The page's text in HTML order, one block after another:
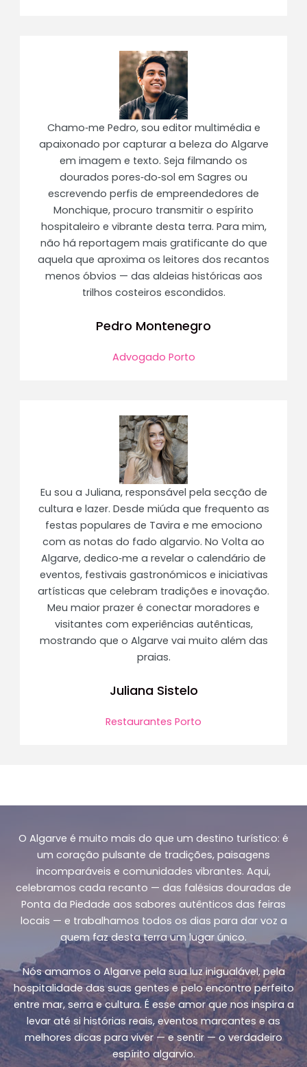
Chamo‑me Pedro, sou editor multimédia e
apaixonado por capturar a beleza do Algarve
em imagem e texto. Seja filmando os
dourados pores‑do‑sol em Sagres ou
escrevendo perfis de empreendedores de
Monchique, procuro transmitir o espírito
hospitaleiro e vibrante desta terra. Para mim,
não há reportagem mais gratificante do que
aquela que aproxima os leitores dos recantos
menos óbvios — das aldeias históricas aos
trilhos costeiros escondidos.
Pedro Montenegro
Advogado Porto
Eu sou a Juliana, responsável pela secção de
cultura e lazer. Desde miúda que frequento as
festas populares de Tavira e me emociono
com as notas do fado algarvio. No Volta ao
Algarve, dedico‑me a revelar o calendário de
eventos, festivais gastronómicos e iniciativas
artísticas que celebram tradições e inovação.
Meu maior prazer é conectar moradores e
visitantes com experiências autênticas,
mostrando que o Algarve vai muito além das
praias.
Juliana Sistelo
Restaurantes Porto
O Algarve é muito mais do que um destino turístico: é
um coração pulsante de tradições, paisagens
incomparáveis e comunidades vibrantes. Aqui,
celebramos cada recanto — das falésias douradas de
Ponta da Piedade aos sabores autênticos das feiras
locais — e trabalhamos todos os dias para dar voz a
quem faz desta terra um lugar único.
Nós amamos o Algarve pela sua luz inigualável, pela
hospitalidade das suas gentes e pelo encontro perfeito
entre mar, serra e cultura. É esse amor que nos inspira a
levar até si histórias reais, eventos marcantes e as
melhores dicas para viver — e sentir — o verdadeiro
espírito algarvio.